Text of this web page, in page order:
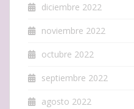
diciembre 2022
noviembre 2022
octubre 2022
septiembre 2022
agosto 2022